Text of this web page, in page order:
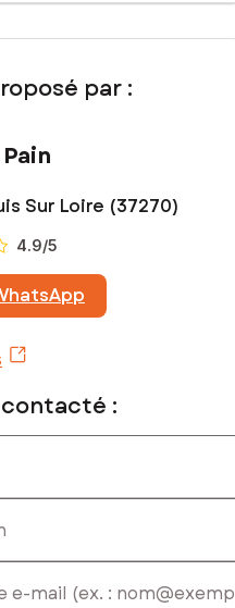
- EI - Agent
par :
Sur Loire (37270)
4.9/5
: